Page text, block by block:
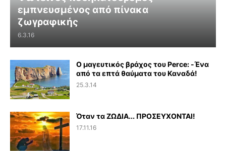
εμπνευσμένος από πίνακα
ζωγραφικής
6.3.16
Ο μαγευτικός βράχος του Perce: -Ένα
από τα επτά θαύματα του Καναδά!
25.3.14
Όταν τα ΖΩΔΙΑ... ΠΡΟΣΕΥΧΟΝΤΑΙ!
17.11.16